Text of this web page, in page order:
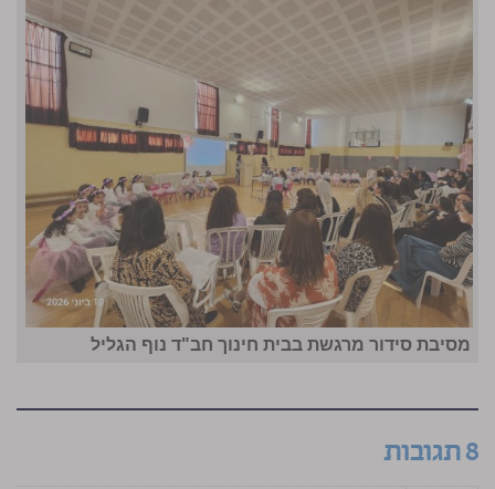
מסיבת סידור מרגשת בבית חינוך חב"ד נוף הגליל
8 תגובות